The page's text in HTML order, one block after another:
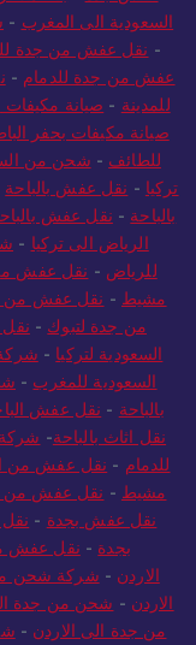
عفش جدة
-بناء
السعودية الى المغرب-
- نقل عفش من جدة
عفش من جدة للدمام-
للمدينة
- صيانة مكيفات
صيانة مكيفات بحفر
للطائف -شحن من
تركيا
- نقل عفش بالباحة
بالباحة
- نقل عفش بالباحة
الرياض الى تركيا -
للرياض
- نقل عفش من
نقل عفش من
من جدة لتبوك
-
السعودية لتركيا
السعودية للمغرب
-
بالباحة - نقل عفش
نقل اثاث بالباحة -
للدمام
نقل عفش من
مشيط- نقل عفش من
نقل عفش بجدة -
- نقل عفش
الاردن
- شركة شحن
-شحن من جدة